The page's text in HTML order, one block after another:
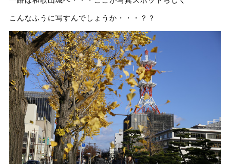
こんなふうに写すんでしょうか・・・？？